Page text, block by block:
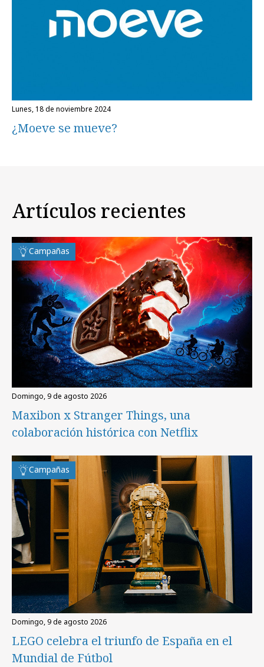
lunes, 18 de noviembre 2024
¿Moeve se mueve?
Artículos recientes
Campañas
domingo, 9 de agosto 2026
Maxibon x Stranger Things, una
colaboración histórica con Netflix
Campañas
domingo, 9 de agosto 2026
LEGO celebra el triunfo de España en el
Mundial de Fútbol